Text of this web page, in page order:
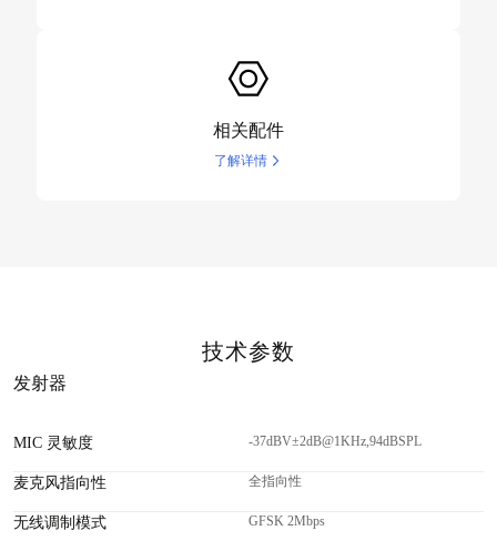
相关配件
了解详情
技术参数
发射器
MIC 灵敏度 -37dBV±2dB@1KHz,94dBSPL
麦克风指向性 全指向性
无线调制模式 GFSK 2Mbps